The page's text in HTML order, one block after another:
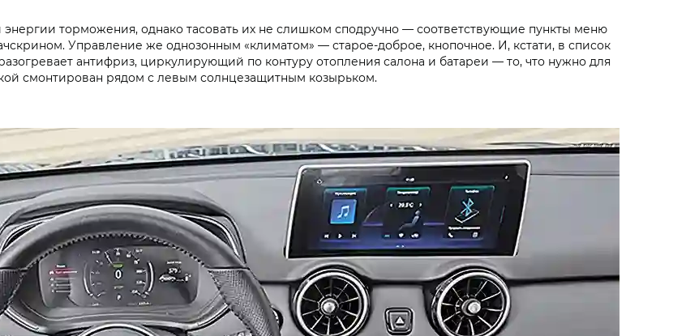
энергии торможения, однако тасовать их не слишком сподручно — соответствующие пункты меню
Управление же однозонным «климатом» — старое-доброе, кнопочное. И, кстати, в список
антифриз, циркулирующий по контуру отопления салона и батареи — то, что нужно для
смонтирован рядом с левым солнцезащитным козырьком.